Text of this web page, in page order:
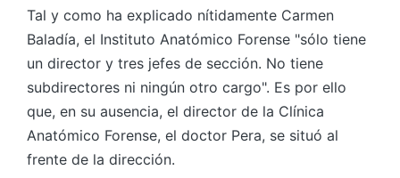
Tal y como ha explicado nítidamente Carmen
Baladía, el Instituto Anatómico Forense "sólo tiene
un director y tres jefes de sección. No tiene
subdirectores ni ningún otro cargo". Es por ello
que, en su ausencia, el director de la Clínica
Anatómico Forense, el doctor Pera, se situó al
frente de la dirección.